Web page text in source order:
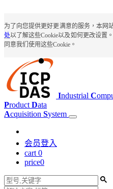
为了向您提供更好更满意的服务，本网
处以了解这些Cookie以及如何更改设置
同意我们使用这些Cookie。
Industrial C
Product Data
Acquisition System
会员登入
cart 0
price0